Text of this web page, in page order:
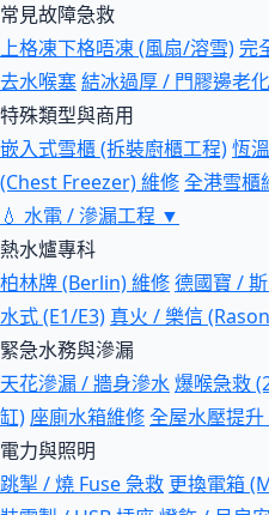
常見故障急救
上格凍下格唔凍 (風扇/溶雪)完
去水喉塞結冰過厚 / 門膠邊老化
特殊類型與商用
嵌入式雪櫃 (拆裝廚櫃工程)恆
(Chest Freezer) 維修全港雪櫃
💧 水電 / 滲漏工程 ▼
熱水爐專科
柏林牌 (Berlin) 維修德國寶 /
水式 (E1/E3) 真火 / 樂信
緊急水務與滲漏
天花滲漏 / 牆身滲水爆喉急救
缸) 座廁水箱維修全屋水壓提
電力與照明
跳掣 / 燒 Fuse 急救 更換電箱